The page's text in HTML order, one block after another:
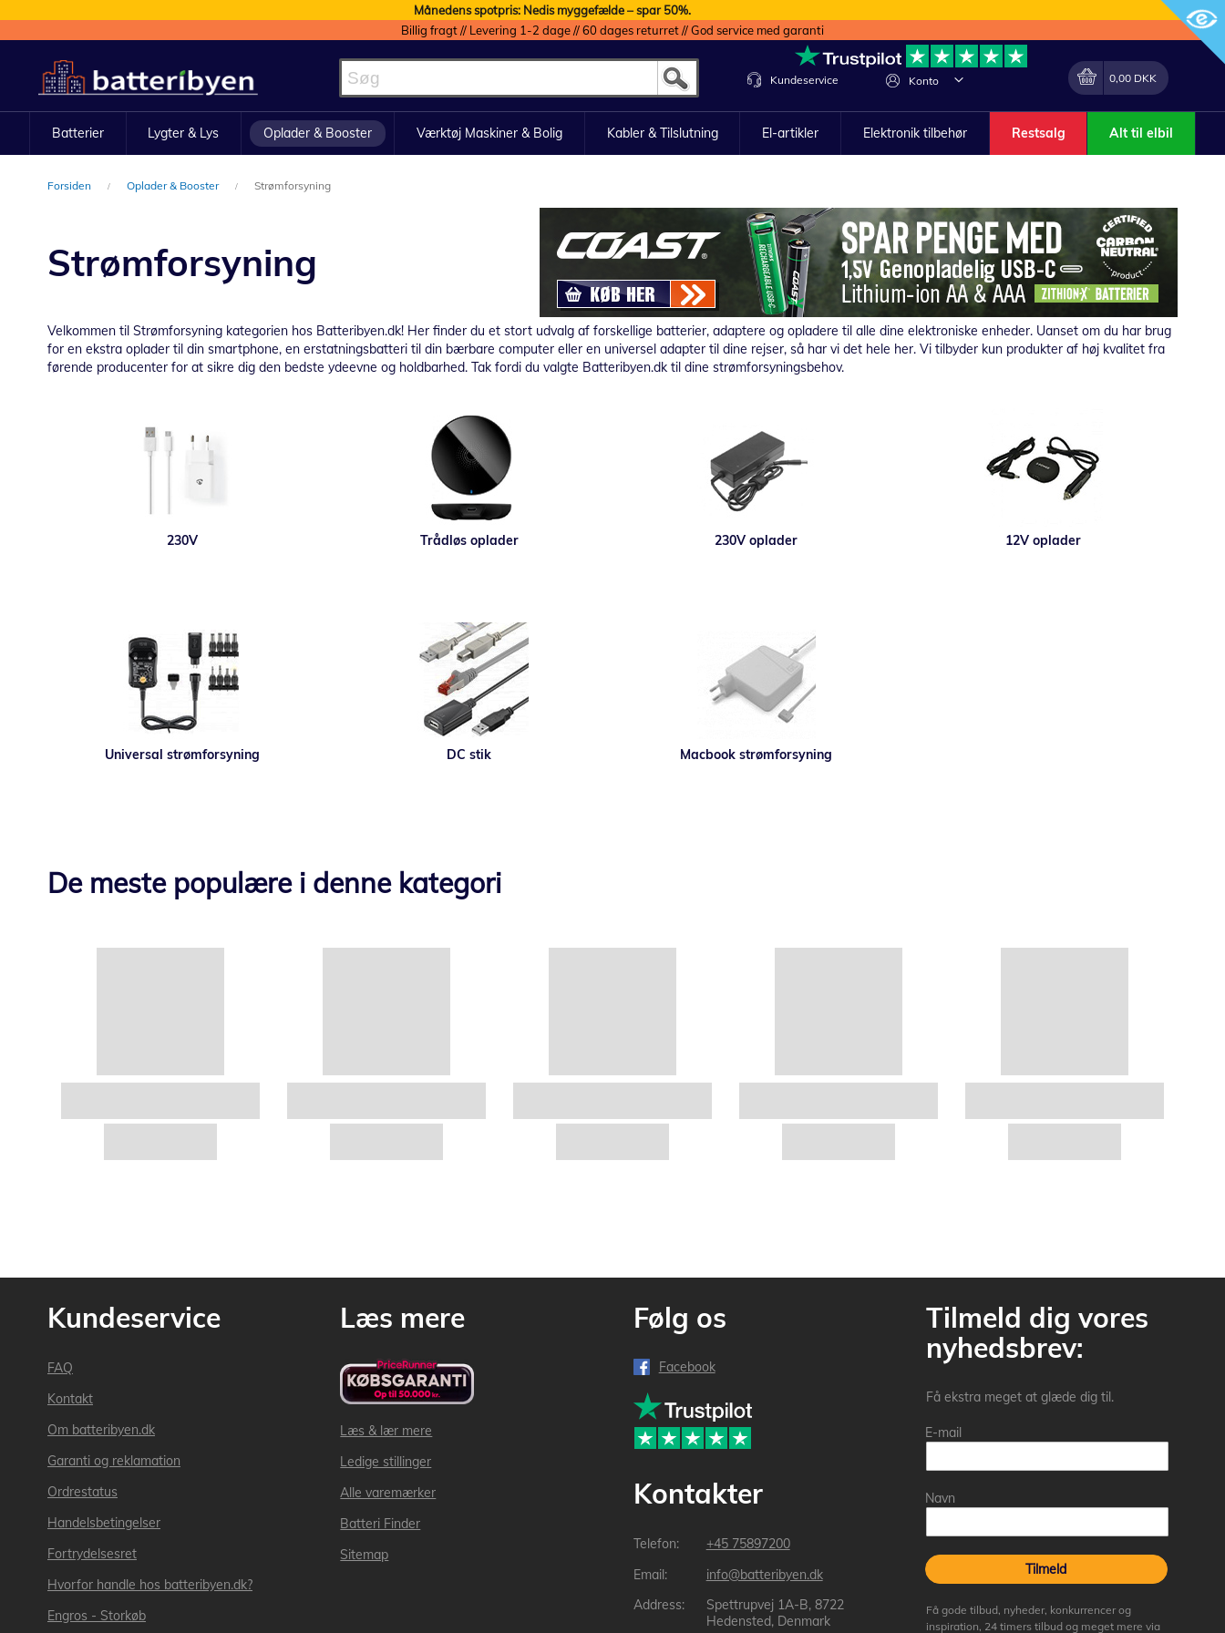
Månedens spotpris: Nedis myggefælde – spar 50%.
Billig fragt // Levering 1-2 dage // 60 dages returret // God service med garanti
to
Content
Konto
Lave
Min indkøbskurv
0,00 DKK
Kundeservice
Batterier Lygter & Lys Oplader & Booster Værktøj Maskiner & Bolig Kabler & Tilslutning El-artikler Elektronik tilbehør Restsalg Alt til elbil
Forsiden Oplader & Booster Strømforsyning
Strømforsyning
Velkommen til Strømforsyning kategorien hos Batteribyen.dk! Her finder du et stort udvalg af forskellige batterier, adaptere og opladere til alle dine elektroniske enheder. Uanset om du har brug
for en ekstra oplader til din smartphone, en erstatningsbatteri til din bærbare computer eller en universel adapter til dine rejser, så har vi det hele her. Vi tilbyder kun produkter af høj kvalitet fra
førende producenter for at sikre dig den bedste ydeevne og holdbarhed. Tak fordi du valgte Batteribyen.dk til dine strømforsyningsbehov.
230V Trådløs oplader 230V oplader 12V oplader
Universal strømforsyning DC stik Macbook strømforsyning
De meste populære i denne kategori
Kundeservice
FAQ
Kontakt
Om batteribyen.dk
Garanti og reklamation
Ordrestatus
Handelsbetingelser
Fortrydelsesret
Hvorfor handle hos batteribyen.dk?
Engros - Storkøb
Læs mere
Læs & lær mere
Ledige stillinger
Alle varemærker
Batteri Finder
Sitemap
Følg os
Facebook
Kontakter
+45 75897200
info@batteribyen.dk
Spettrupvej 1A-B, 8722
Hedensted, Denmark
Tilmeld dig vores
nyhedsbrev:
Få ekstra meget at glæde dig til.
E-mail
Navn
Tilmeld
Få gode tilbud, nyheder, konkurrencer og
inspiration, 24 timers tilbud og meget mere via